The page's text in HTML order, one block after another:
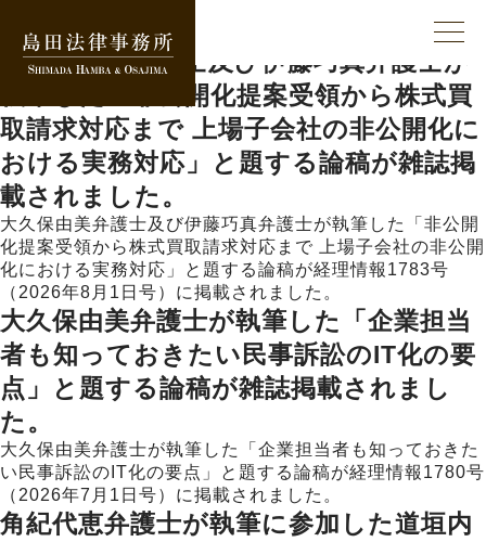
カテゴリー:
大久保由美弁護士及び伊藤巧真弁護士が
執筆した「非公開化提案受領から株式買
取請求対応まで 上場子会社の非公開化に
おける実務対応」と題する論稿が雑誌掲
載されました。
大久保由美弁護士及び伊藤巧真弁護士が執筆した「非公開
化提案受領から株式買取請求対応まで 上場子会社の非公開
化における実務対応」と題する論稿が経理情報1783号
（2026年8月1日号）に掲載されました。
大久保由美弁護士が執筆した「企業担当
者も知っておきたい民事訴訟のIT化の要
点」と題する論稿が雑誌掲載されまし
た。
大久保由美弁護士が執筆した「企業担当者も知っておきた
い民事訴訟のIT化の要点」と題する論稿が経理情報1780号
（2026年7月1日号）に掲載されました。
角紀代恵弁護士が執筆に参加した道垣内